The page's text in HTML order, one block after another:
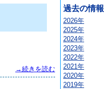
→続きを読む
過去の情報
2026年
2025年
2024年
2023年
2022年
2021年
2020年
2019年